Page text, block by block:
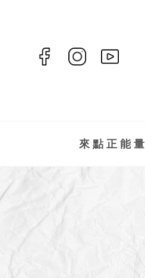
來點正能量